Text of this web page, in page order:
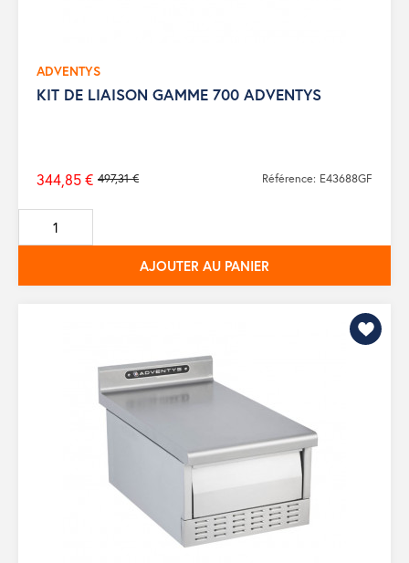
ADVENTYS
KIT DE LIAISON GAMME 700 ADVENTYS
Prix
de
base
497,31 €
344,85 € Référence: E43688GF
AJOUTER AU PANIER